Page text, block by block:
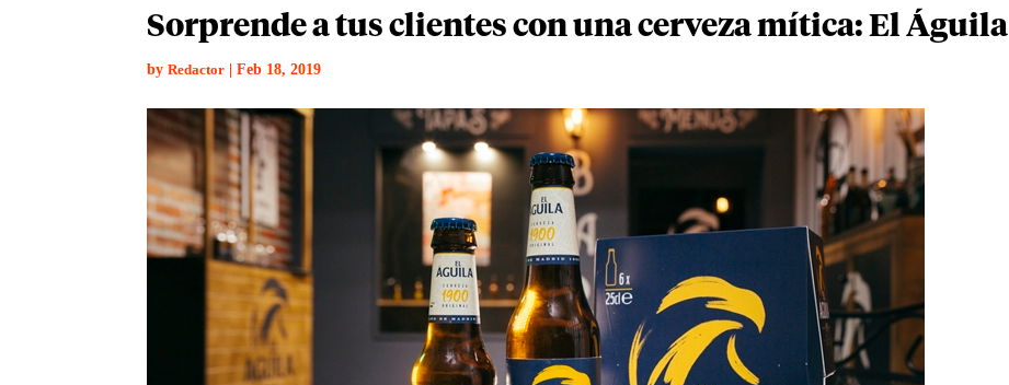
Sorprende a tus clientes con una cerveza mítica: El Águila
byRedactor |Feb 18, 2019